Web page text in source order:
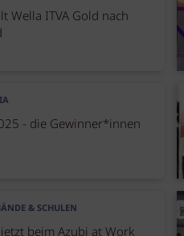
Wella ITVA Gold nach
- die Gewinner*innen
& SCHULEN